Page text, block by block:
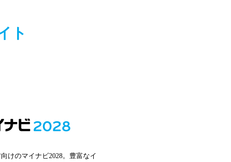
ト
けのマイナビ2028。豊富なイ